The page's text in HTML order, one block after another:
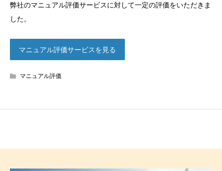
弊社のマニュアル評価サービスに対して一定の評価をいただきま
した。
マニュアル評価サービスを見る
マニュアル評価